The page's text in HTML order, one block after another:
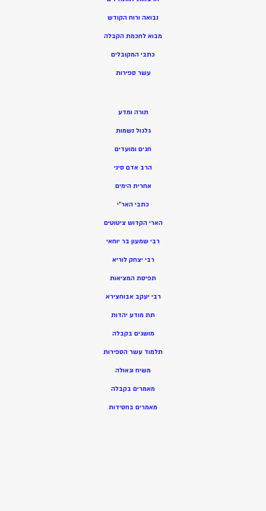
נבואה ורוח הקודש
מבוא לחכמת הקבלה
כתבי המקובלים
עשר ספירות
תורה ומדע
גלגול נשמות
חגים ומועדים
הרב אדם סיני
אחרית הימים
כתבי האר”י
הארי הקדוש ציטוטים
רבי שמעון בר יוחאי
רבי יצחק לוריא
תפיסת המציאות
רבי יעקב אבוחצירא
תת מודע יהדות
מושגים בקבלה
תלמוד עשר הספירות
משיח וגאולה
מאמרים בקבלה
מאמרים בחסידות